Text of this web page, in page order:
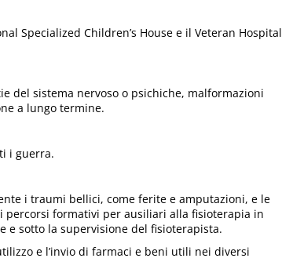
Specialized Children’s House e il Veteran Hospital
del sistema nervoso o psichiche, malformazioni
a lungo termine.
i guerra.
i traumi bellici, come ferite e amputazioni, e le
percorsi formativi per ausiliari alla fisioterapia in
e sotto la supervisione del fisioterapista.
e l’invio di farmaci e beni utili nei diversi